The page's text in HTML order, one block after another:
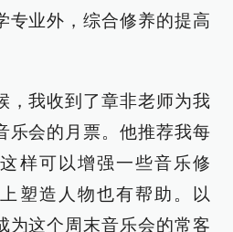
专业外，综合修养的提高
，我收到了章非老师为我
乐会的月票。他推荐我每
样可以增强一些音乐修
塑造人物也有帮助。以
为这个周末音乐会的常客